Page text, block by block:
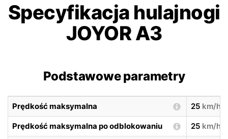
Specyfikacja hulajnogi
JOYOR A3
Podstawowe parametry
Prędkość maksymalna 25 km/h
Prędkość maksymalna po odblokowaniu 25 km/h